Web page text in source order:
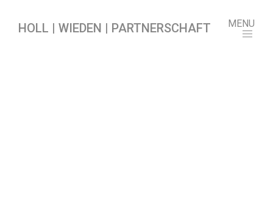
HOLL | WIEDEN | PARTNERSCHAFT MENU